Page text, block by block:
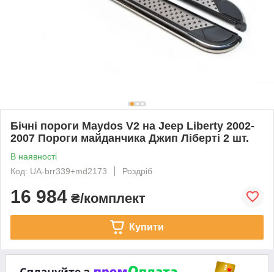
Бічні пороги Maydos V2 на Jeep Liberty 2002-
2007 Пороги майданчика Джип Ліберті 2 шт.
В наявності
Код: UA-brr339+md2173
Роздріб
16 984 ₴/комплект
Купити